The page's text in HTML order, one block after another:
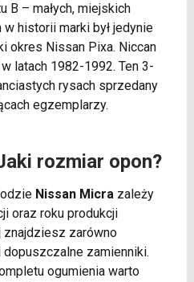
B – małych, miejskich
historii marki był jedynie
okres Nissan Pixa. Niccan
latach 1982-1992. Ten 3-
rysach sprzedany
egzemplarzy.
rozmiar opon?
Nissan Micrazależy
oraz roku produkcji
znajdziesz zarówno
dopuszczalne zamienniki.
ogumienia warto